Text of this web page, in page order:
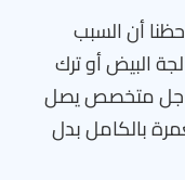
أن السبب
البيض أو ترك
جل متخصص يصل
بالكامل بدل